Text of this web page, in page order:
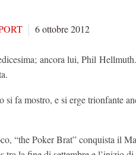
6 ottobre 2012
ancora lui, Phil
si fa mostro, e si erge trionfante
“the Poker Brat” conquista il